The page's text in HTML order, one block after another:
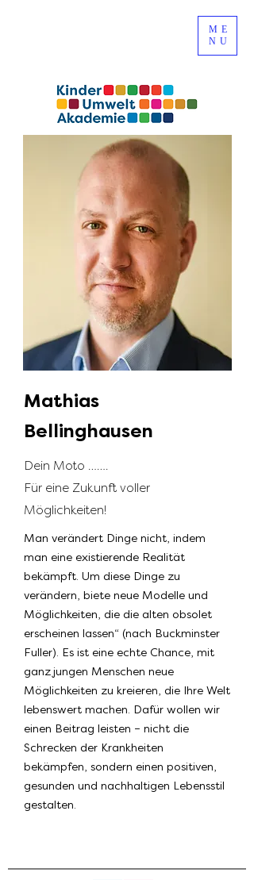
ME
NU
Mathias
Bellinghausen
Dein Moto …….
Für eine Zukunft voller
Möglichkeiten!
Man verändert Dinge nicht, indem
man eine existierende Realität
bekämpft. Um diese Dinge zu
verändern, biete neue Modelle und
Möglichkeiten, die die alten obsolet
erscheinen lassen“ (nach Buckminster
Fuller). Es ist eine echte Chance, mit
ganz jungen Menschen neue
Möglichkeiten zu kreieren, die Ihre Welt
lebenswert machen. Dafür wollen wir
einen Beitrag leisten – nicht die
Schrecken der Krankheiten
bekämpfen, sondern einen positiven,
gesunden und nachhaltigen Lebensstil
gestalten.